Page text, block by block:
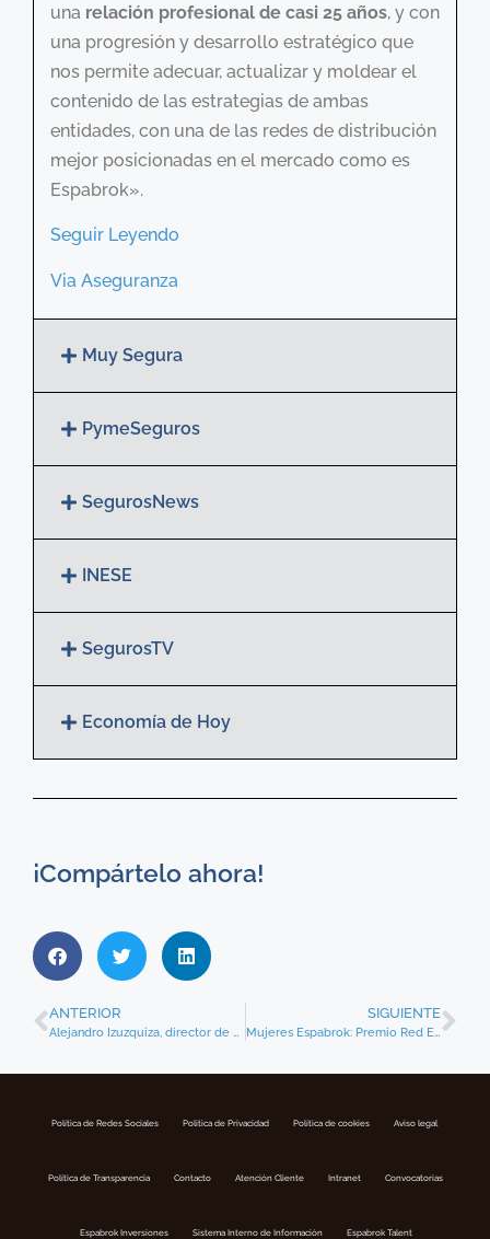
una relación profesional de casi 25 años, y con
una progresión y desarrollo estratégico que
nos permite adecuar, actualizar y moldear el
contenido de las estrategias de ambas
entidades, con una de las redes de distribución
mejor posicionadas en el mercado como es
Espabrok».
Seguir Leyendo
Via Aseguranza
Muy Segura
PymeSeguros
SegurosNews
INESE
SegurosTV
Economía de Hoy
¡Compártelo ahora!
ANTERIOR
Alejandro Izuzquiza, director de Operaciones de CCS, recibe homenaje de ESPABROK
SIGUIENTE
Mujeres Espabrok: Premio Red EWI y Olivia Loewe (Allianz) embajadora de la iniciativa
Política de Redes Sociales Politica de Privacidad Política de cookies Aviso legal
Política de Transparencia Contacto Atención Cliente Intranet Convocatorias
Espabrok Inversiones Sistema Interno de Información Espabrok Talent